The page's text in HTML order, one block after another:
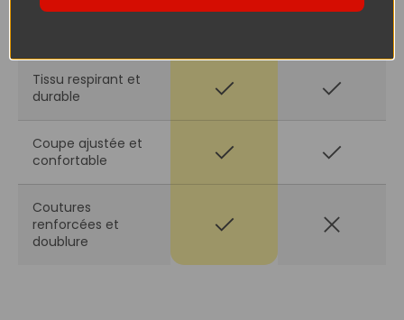
Idéal pour
Tissu respirant et
durable
check check
Coupe ajustée et
confortable
check check
Coutures
renforcées et
doublure
check close